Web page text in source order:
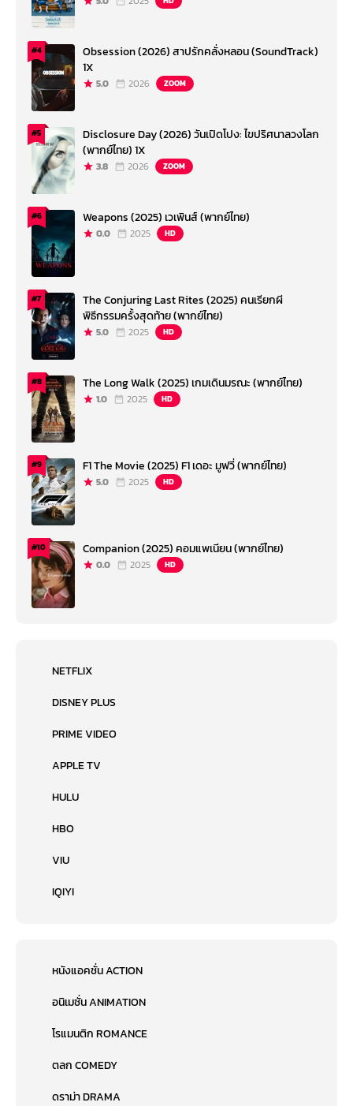
#4
Obsession (2026) สาปรักคลั่งหลอน (SoundTrack)
1X
5.0 2026 ZOOM
#5
Disclosure Day (2026) วันเปิดโปง: ไขปริศนาลวงโลก
(พากย์ไทย) 1X
3.8 2026 ZOOM
#6 Weapons (2025) เวเพินส์ (พากย์ไทย)
0.0 2025 HD
#7
The Conjuring Last Rites (2025) คนเรียกผี
พิธีกรรมครั้งสุดท้าย (พากย์ไทย)
5.0 2025 HD
#8 The Long Walk (2025) เกมเดินมรณะ (พากย์ไทย)
1.0 2025 HD
#9 F1 The Movie (2025) F1 เดอะ มูฟวี่ (พากย์ไทย)
5.0 2025 HD
#10 Companion (2025) คอมแพเนียน (พากย์ไทย)
0.0 2025 HD
NETFLIX
DISNEY PLUS
PRIME VIDEO
APPLE TV
HULU
HBO
VIU
IQIYI
หนังแอคชั่น ACTION
อนิเมชั่น ANIMATION
โรแมนติก ROMANCE
ตลก COMEDY
ดราม่า DRAMA